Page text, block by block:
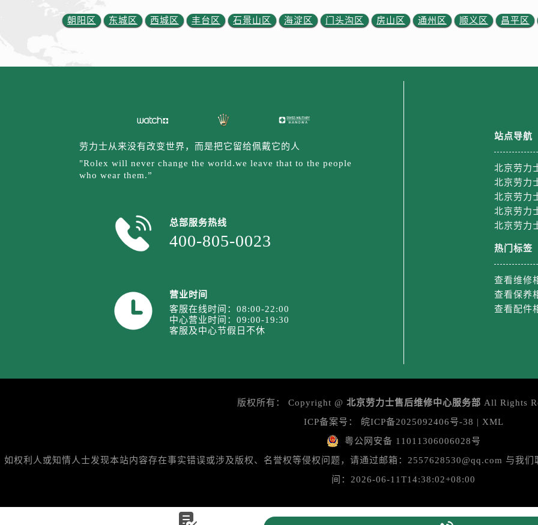
内蒙古自治区乌兰察布市集宁区恩和大街劳力士售后服务中心（需提前预约）
内蒙古自治区锡林郭勒盟市锡林浩特市光明街与额尔敦路交叉口劳力士售后服务中心（需提前预约）
山西省大同市平城区迎宾街劳力士售后服务中心（需提前预约）
山西省临汾市尧都区解放路劳力士售后服务中心（需提前预约）
山西省朔州市朔城区怡西路与鄯阳西街交汇处劳力士售后服务中心（需提前预约）
山西省忻州市忻府区和平东街与七一南路交叉口劳力士售后服务中心（需提前预约）
山西省长治市潞州区英雄中路劳力士售后服务中心（需提前预约）
山西省太原市迎泽区迎泽街道解放路15号亨得利名表维修授权店3楼劳力士售后服务中心（需提前预
天津市和平区赤峰道136号天津国际金融中心26层2603室劳力士售后服务中心（需提前预约）
安徽省亳州市谯城区魏武大道劳力士售后服务中心（需提前预约）
安徽省池州市贵池区长江路劳力士售后服务中心（需提前预约）
安徽省滁州市琅琊区南谯北路劳力士售后服务中心（需提前预约）
安徽省黄山市屯溪区黄山西路劳力士售后服务中心（需提前预约）
安徽省六安市金安区解放中路劳力士售后服务中心（需提前预约）
安徽省马鞍山市雨山区湖南西路劳力士售后服务中心（需提前预约）
安徽省芜湖市镜湖区中山路步行街劳力士售后服务中心（需提前预约）
福建省龙岩市新罗区九一南路劳力士售后服务中心（需提前预约）
朝阳区 东城区 西城区 丰台区 石景山区 海淀区 门头沟区 房山区 通州区 顺义区 昌平区
劳力士从来没有改变世界，而是把它留给佩戴它的人
"Rolex will never change the world.we leave that to the people
who wear them.”
总部服务热线
400-805-0023
营业时间
客服在线时间：08:00-22:00
中心营业时间：09:00-19:30
客服及中心节假日不休
站点导航
北京劳力
北京劳力
北京劳力
北京劳力
北京劳力
热门标签
查看维修
查看保养
查看配件
版权所有： Copyright @ 北京劳力士售后维修中心服务部 All Rights
ICP备案号： 皖ICP备2025092406号-38 | XML
粤公网安备 11011306006028号
如权利人或知情人士发现本站内容存在事实错误或涉及版权、名誉权等侵权问题，请通过邮箱：2557628530@qq.com 与我
间：2026-06-11T14:38:02+08:00
